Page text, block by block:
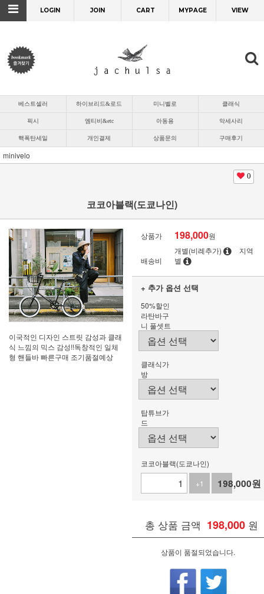
LOGIN JOIN CART MYPAGE VIEW
베스트셀러 하이브리드&로드 미니벨로 클래식
픽시 엠티비&etc 아동용 악세사리
핵폭탄세일 개인결제 상품문의 구매후기
minivelo
0
코코아블랙(도쿄나인)
이국적인 디자인 스트릿 감성과 클래
식 느낌의 믹스 감성!!독창적인 일체
형 핸들바 빠른구매 조기품절예상
상품가 198,000원
배송비
개별(비례추가)
지역
별
+ 추가 옵션 선택
50%할인
라탄바구
니 풀셋트
클래식가
방
탑튜브가
드
코코아블랙(도쿄나인)
+1
-1
198,000원
총 상품 금액 198,000 원
상품이 품절되었습니다.